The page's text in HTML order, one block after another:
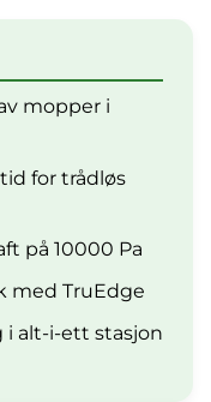
mopper i
for trådløs
på 10000 Pa
med TruEdge
alt-i-ett stasjon